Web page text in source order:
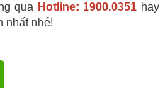
qua Hotline: 1900.0351 hay
nhất nhé!